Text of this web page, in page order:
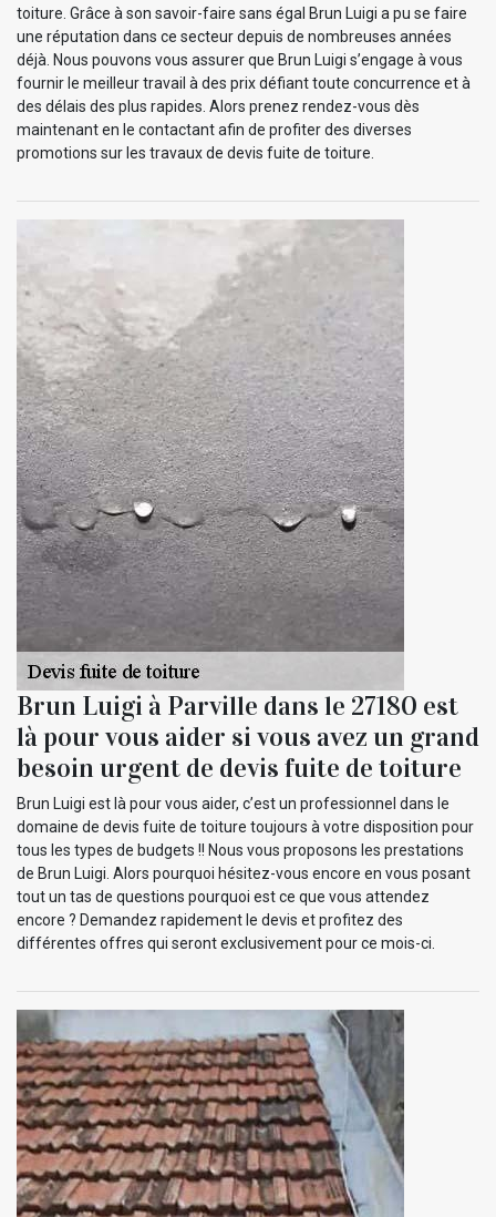
toiture. Grâce à son savoir-faire sans égal Brun Luigi a pu se faire
une réputation dans ce secteur depuis de nombreuses années
déjà. Nous pouvons vous assurer que Brun Luigi s’engage à vous
fournir le meilleur travail à des prix défiant toute concurrence et à
des délais des plus rapides. Alors prenez rendez-vous dès
maintenant en le contactant afin de profiter des diverses
promotions sur les travaux de devis fuite de toiture.
Brun Luigi à Parville dans le 27180 est
là pour vous aider si vous avez un grand
besoin urgent de devis fuite de toiture
Brun Luigi est là pour vous aider, c’est un professionnel dans le
domaine de devis fuite de toiture toujours à votre disposition pour
tous les types de budgets !! Nous vous proposons les prestations
de Brun Luigi. Alors pourquoi hésitez-vous encore en vous posant
tout un tas de questions pourquoi est ce que vous attendez
encore ? Demandez rapidement le devis et profitez des
différentes offres qui seront exclusivement pour ce mois-ci.